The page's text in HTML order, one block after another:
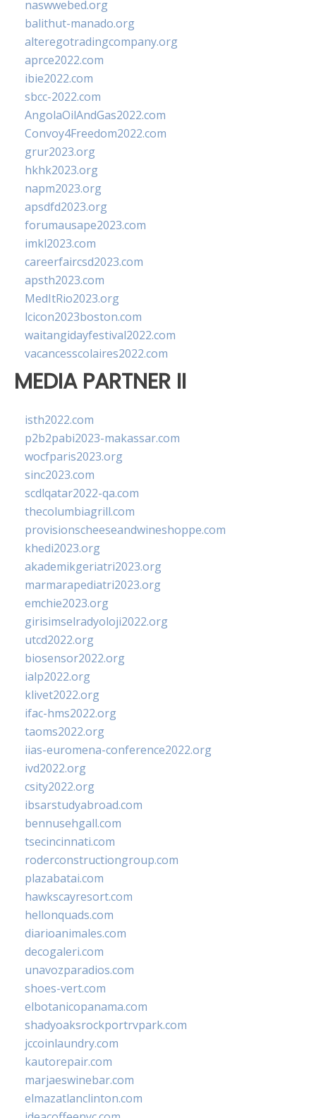
naswwebed.org
balithut-manado.org
alteregotradingcompany.org
aprce2022.com
ibie2022.com
sbcc-2022.com
AngolaOilAndGas2022.com
Convoy4Freedom2022.com
grur2023.org
hkhk2023.org
napm2023.org
apsdfd2023.org
forumausape2023.com
imkl2023.com
careerfaircsd2023.com
apsth2023.com
MedItRio2023.org
lcicon2023boston.com
waitangidayfestival2022.com
vacancesscolaires2022.com
MEDIA PARTNER II
isth2022.com
p2b2pabi2023-makassar.com
wocfparis2023.org
sinc2023.com
scdlqatar2022-qa.com
thecolumbiagrill.com
provisionscheeseandwineshoppe.com
khedi2023.org
akademikgeriatri2023.org
marmarapediatri2023.org
emchie2023.org
girisimselradyoloji2022.org
utcd2022.org
biosensor2022.org
ialp2022.org
klivet2022.org
ifac-hms2022.org
taoms2022.org
iias-euromena-conference2022.org
ivd2022.org
csity2022.org
ibsarstudyabroad.com
bennusehgall.com
tsecincinnati.com
roderconstructiongroup.com
plazabatai.com
hawkscayresort.com
hellonquads.com
diarioanimales.com
decogaleri.com
unavozparadios.com
shoes-vert.com
elbotanicopanama.com
shadyoaksrockportrvpark.com
jccoinlaundry.com
kautorepair.com
marjaeswinebar.com
elmazatlanclinton.com